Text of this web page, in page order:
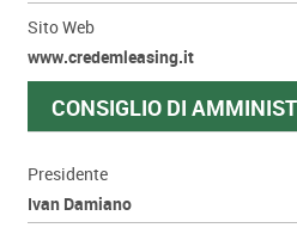
Sito Web
www.credemleasing.it
CONSIGLIO DI
Presidente
Ivan Damiano